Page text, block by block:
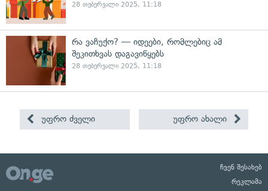
28 თებერვალი 2025, 11:18
რა ვაჩუქო? — იდეები, რომლებიც ამ
შეკითხვას დაგავიწყებს
28 თებერვალი 2025, 11:18
უფრო ძველი უფრო ახალი
ჩვენ შესახებ
რეკლამა